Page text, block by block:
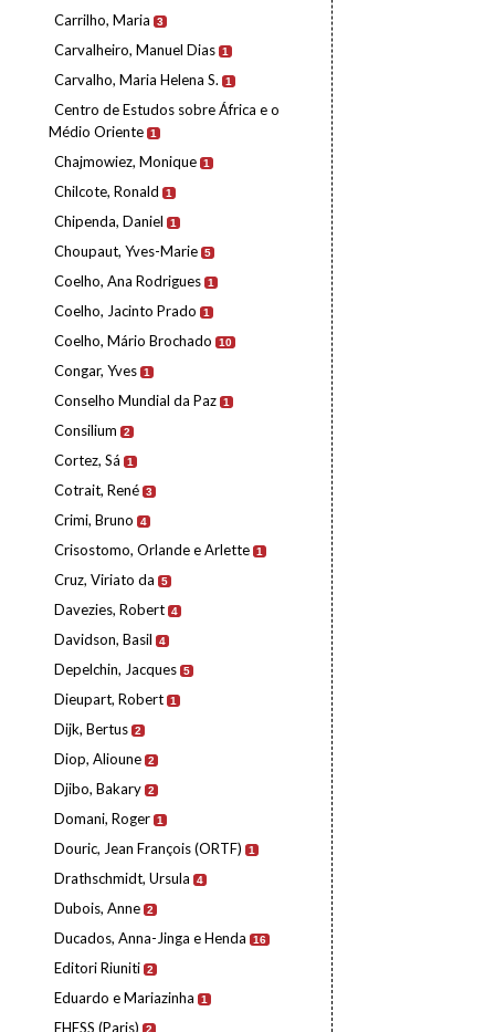
Carrilho, Maria 3
Carvalheiro, Manuel Dias 1
Carvalho, Maria Helena S. 1
Centro de Estudos sobre África e o
Médio Oriente 1
Chajmowiez, Monique 1
Chilcote, Ronald 1
Chipenda, Daniel 1
Choupaut, Yves-Marie 5
Coelho, Ana Rodrigues 1
Coelho, Jacinto Prado 1
Coelho, Mário Brochado 10
Congar, Yves 1
Conselho Mundial da Paz 1
Consilium 2
Cortez, Sá 1
Cotrait, René 3
Crimi, Bruno 4
Crisostomo, Orlande e Arlette 1
Cruz, Viriato da 5
Davezies, Robert 4
Davidson, Basil 4
Depelchin, Jacques 5
Dieupart, Robert 1
Dijk, Bertus 2
Diop, Alioune 2
Djibo, Bakary 2
Domani, Roger 1
Douric, Jean François (ORTF) 1
Drathschmidt, Ursula 4
Dubois, Anne 2
Ducados, Anna-Jinga e Henda 16
Editori Riuniti 2
Eduardo e Mariazinha 1
EHESS (Paris) 2